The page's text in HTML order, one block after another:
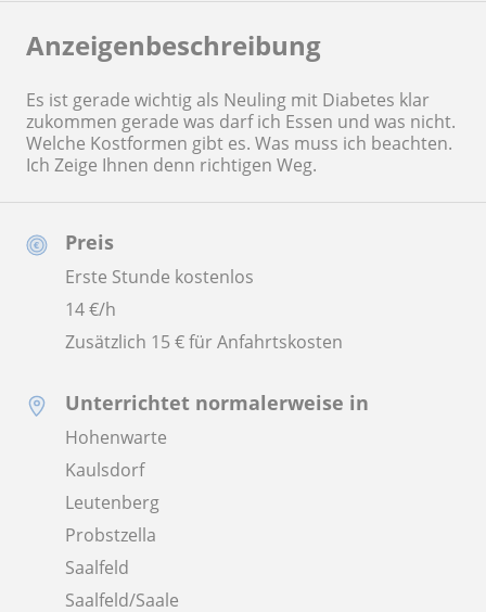
Preis
Erste Stunde kostenlos
14€/h
Zusätzlich 15 € für Anfahrtskosten
Unterrichtet normalerweise in
Hohenwarte
Kaulsdorf
Leutenberg
Probstzella
Saalfeld
Saalfeld/Saale
Anzeigenbeschreibung
Es ist gerade wichtig als Neuling mit Diabetes klar
zukommen gerade was darf ich Essen und was nicht.
Welche Kostformen gibt es. Was muss ich beachten.
Ich Zeige Ihnen denn richtigen Weg.